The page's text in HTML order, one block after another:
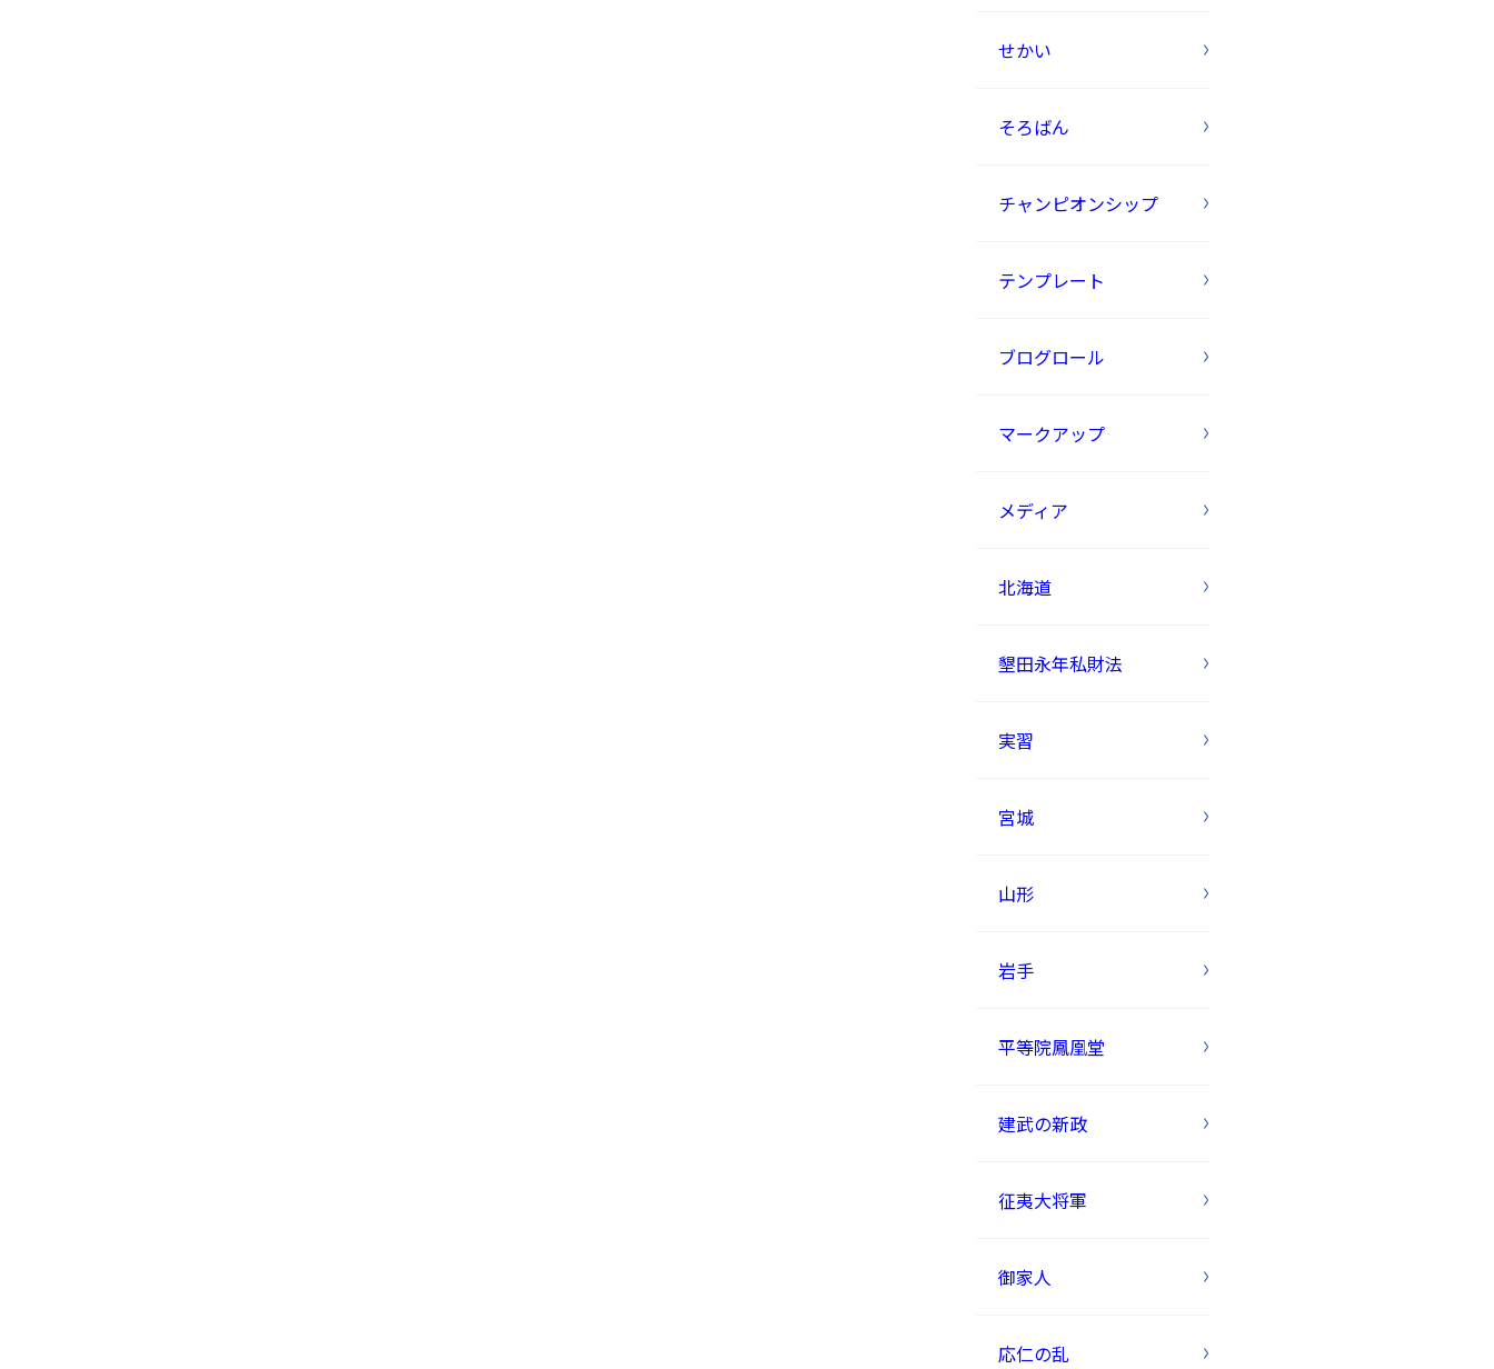
せかい
そろばん
チャンピオンシップ
テンプレート
ブログロール
マークアップ
メディア
北海道
墾田永年私財法
実習
宮城
山形
岩手
平等院鳳凰堂
建武の新政
征夷大将軍
御家人
応仁の乱